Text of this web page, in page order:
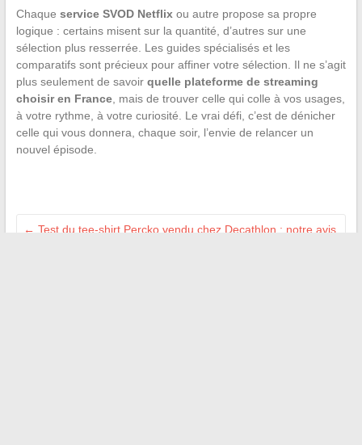
Chaque service SVOD Netflixou autre propose sa propre
logique : certains misent sur la quantité, d’autres sur une
sélection plus resserrée. Les guides spécialisés et les
comparatifs sont précieux pour affiner votre sélection. Il ne s’agit
plus seulement de savoir quelle plateforme de streaming
choisir en France, mais de trouver celle qui colle à vos usages,
à votre rythme, à votre curiosité. Le vrai défi, c’est de dénicher
celle qui vous donnera, chaque soir, l’envie de relancer un
nouvel épisode.
← Test du tee-shirt Percko vendu chez Decathlon : notre avis